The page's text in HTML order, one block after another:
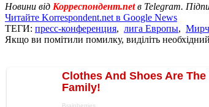
Новини від Корреспондент.netв Telegram.
Читайте Korrespondent.net в Google News
ТЕГИ: пресс-конференция, лига Европы,
Якщо ви помітили помилку, виділіть